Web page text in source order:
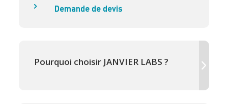
Demande de devis
Pourquoi choisir JANVIER LABS ?